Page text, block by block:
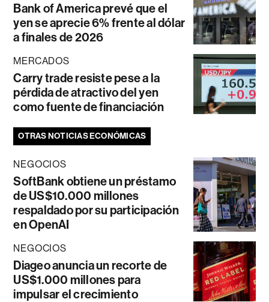
Bank of America prevé que el
yen se aprecie 6% frente al dólar
a finales de 2026
MERCADOS
Carry trade resiste pese a la
pérdida de atractivo del yen
como fuente de financiación
OTRAS NOTICIAS ECONÓMICAS
NEGOCIOS
SoftBank obtiene un préstamo
de US$10.000 millones
respaldado por su participación
en OpenAI
NEGOCIOS
Diageo anuncia un recorte de
US$1.000 millones para
impulsar el crecimiento